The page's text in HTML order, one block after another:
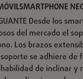
Desde los
del mercado el
Los brazos
se adhiere de
de inclinar y